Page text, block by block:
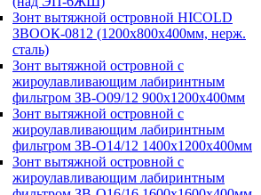
Зонт вытяжной островной HICOLD
ЗВООК-0812 (1200х800x400мм, нерж.
сталь)
Зонт вытяжной островной с
жироулавливающим лабиринтным
фильтром ЗВ-О09/12 900х1200х400мм
Зонт вытяжной островной с
жироулавливающим лабиринтным
фильтром ЗВ-О14/12 1400х1200х400мм
Зонт вытяжной островной с
жироулавливающим лабиринтным